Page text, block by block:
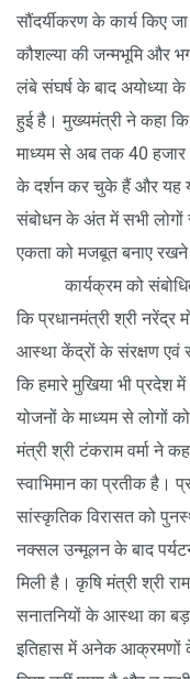
सौंदर्यीकरण के कार्य किए
कौशल्या की जन्मभूमि और
लंबे संघर्ष के बाद अयोध्या के
हुई है। मुख्यमंत्री ने कहा कि
माध्यम से अब तक 40 हजार
के दर्शन कर चुके हैं और यह
संबोधन के अंत में सभी लोगों
एकता को मजबूत बनाए
कार्यक्रम को संबोधित
कि प्रधानमंत्री श्री
आस्था केंद्रों के संरक्षण एवं
कि हमारे मुखिया भी प्रदेश
योजनों के माध्यम से लोगों
मंत्री श्री टंकराम वर्मा ने
स्वाभिमान का प्रतीक है।
सांस्कृतिक विरासत को
नक्सल उन्मूलन के बाद
मिली है। कृषि मंत्री श्री
सनातनियों के आस्था का
इतिहास में अनेक आक्रमणों